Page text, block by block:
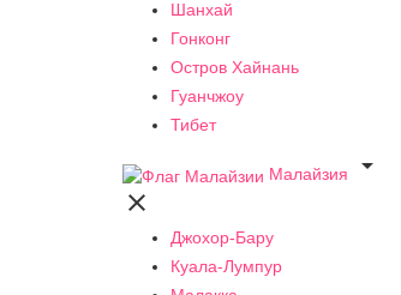
Шанхай
Гонконг
Остров Хайнань
Гуанчжоу
Тибет
Малайзия


Джохор-Бару
Куала-Лумпур